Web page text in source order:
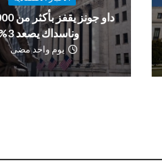
وناسداك يصعد 3%
يوم واحد مضى